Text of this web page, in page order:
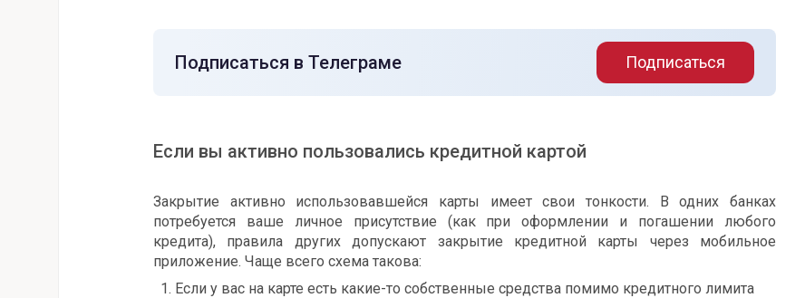
Подписаться в Телеграме Подписаться
Если вы активно пользовались кредитной картой
Закрытие активно использовавшейся карты имеет свои тонкости. В одних банках
потребуется ваше личное присутствие (как при оформлении и погашении любого
кредита), правила других допускают закрытие кредитной карты через мобильное
приложение. Чаще всего схема такова:
Если у вас на карте есть какие-то собственные средства помимо кредитного лимита